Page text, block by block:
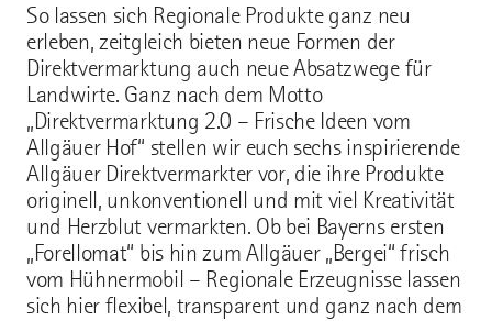
So lassen sich Regionale Produkte ganz neu
erleben, zeitgleich bieten neue Formen der
Direktvermarktung auch neue Absatzwege für
Landwirte. Ganz nach dem Motto
„Direktvermarktung 2.0 – Frische Ideen vom
Allgäuer Hof“ stellen wir euch sechs inspirierende
Allgäuer Direktvermarkter vor, die ihre Produkte
originell, unkonventionell und mit viel Kreativität
und Herzblut vermarkten. Ob bei Bayerns ersten
„Forellomat“ bis hin zum Allgäuer „Bergei“ frisch
vom Hühnermobil – Regionale Erzeugnisse lassen
sich hier flexibel, transparent und ganz nach dem